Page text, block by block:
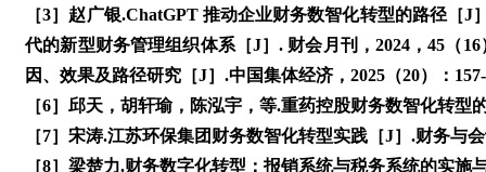
［3］赵广银.ChatGPT 推动企业财务数智化转型的路径［J
代的新型财务管理组织体系［J］. 财会月刊，2024，45（
因、效果及路径研究［J］.中国集体经济，2025（20）：
［6］邱天，胡轩瑜，陈泓宇，等.重药控股财务数智化转型
［7］宋涛.江苏环保集团财务数智化转型实践［J］.财务与
［8］梁楚力.财务数字化转型：报销系统与税务系统的实施